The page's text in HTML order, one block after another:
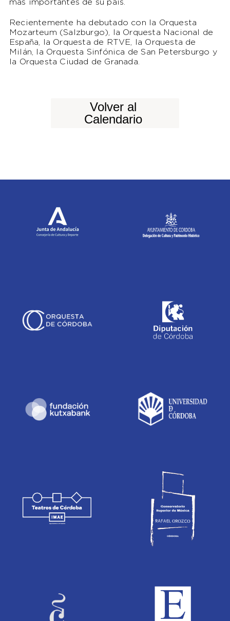
más importantes de su país.
Recientemente ha debutado con la Orquesta
Mozarteum (Salzburgo), la Orquesta Nacional de
España, la Orquesta de RTVE, la Orquesta de
Milán, la Orquesta Sinfónica de San Petersburgo y
la Orquesta Ciudad de Granada.
Volver al
Calendario